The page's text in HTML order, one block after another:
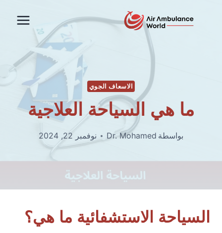
الاسعاف الجوي
ما هي السياحة العلاجية
بواسطة Dr. Mohamed نوفمبر 22, 2024
السياحة الاستشفائية ما هي؟